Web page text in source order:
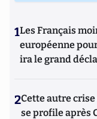
1Les Français
européenne
ira le grand
2Cette autre
se profile après